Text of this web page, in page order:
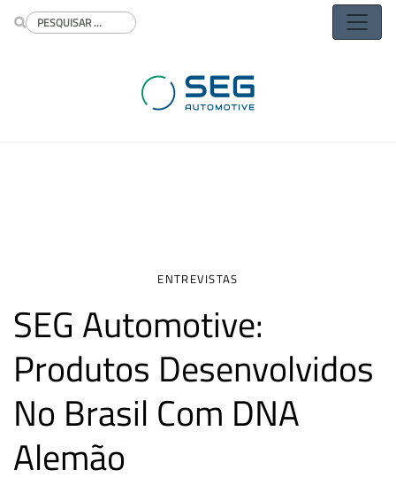
ENTREVISTAS
SEG Automotive:
Produtos Desenvolvidos
No Brasil Com DNA
Alemão